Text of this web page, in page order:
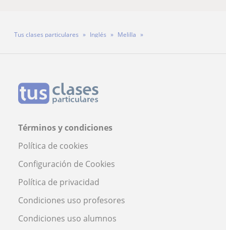
Tus clases particulares Inglés
Melilla
Términos y condiciones
Política de cookies
Configuración de Cookies
Política de privacidad
Condiciones uso profesores
Condiciones uso alumnos